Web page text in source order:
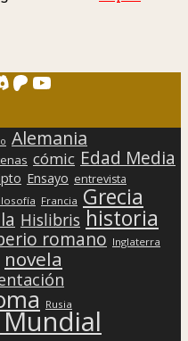
Patreon
YouTube
Alemania
cómic Edad Media
Ensayo entrevista
Francia Grecia
Hislibris historia
romano Inglaterra
novela
Rusia